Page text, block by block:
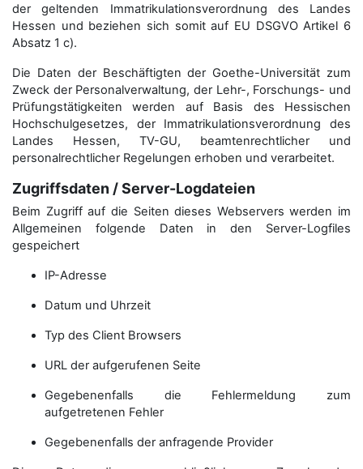
der geltenden Immatrikulationsverordnung des Landes
Hessen und beziehen sich somit auf EU DSGVO Artikel 6
Absatz 1 c).
Die Daten der Beschäftigten der Goethe-Universität zum
Zweck der Personal­verwaltung, der Lehr-, Forschungs- und
Prüfungstätigkeiten werden auf Basis des Hessischen
Hochschulgesetzes, der Immatrikulations­verordnung des
Landes Hessen, TV-GU, beamtenrechtlicher und
personalrechtlicher Regelungen erhoben und verarbeitet.
Zugriffsdaten / Server-Logdateien
Beim Zugriff auf die Seiten dieses Webservers werden im
Allgemeinen folgende Daten in den Server-Logfiles
gespeichert
IP-Adresse
Datum und Uhrzeit
Typ des Client Browsers
URL der aufgerufenen Seite
Gegebenenfalls die Fehlermeldung zum
aufgetretenen Fehler
Gegebenenfalls der anfragende Provider